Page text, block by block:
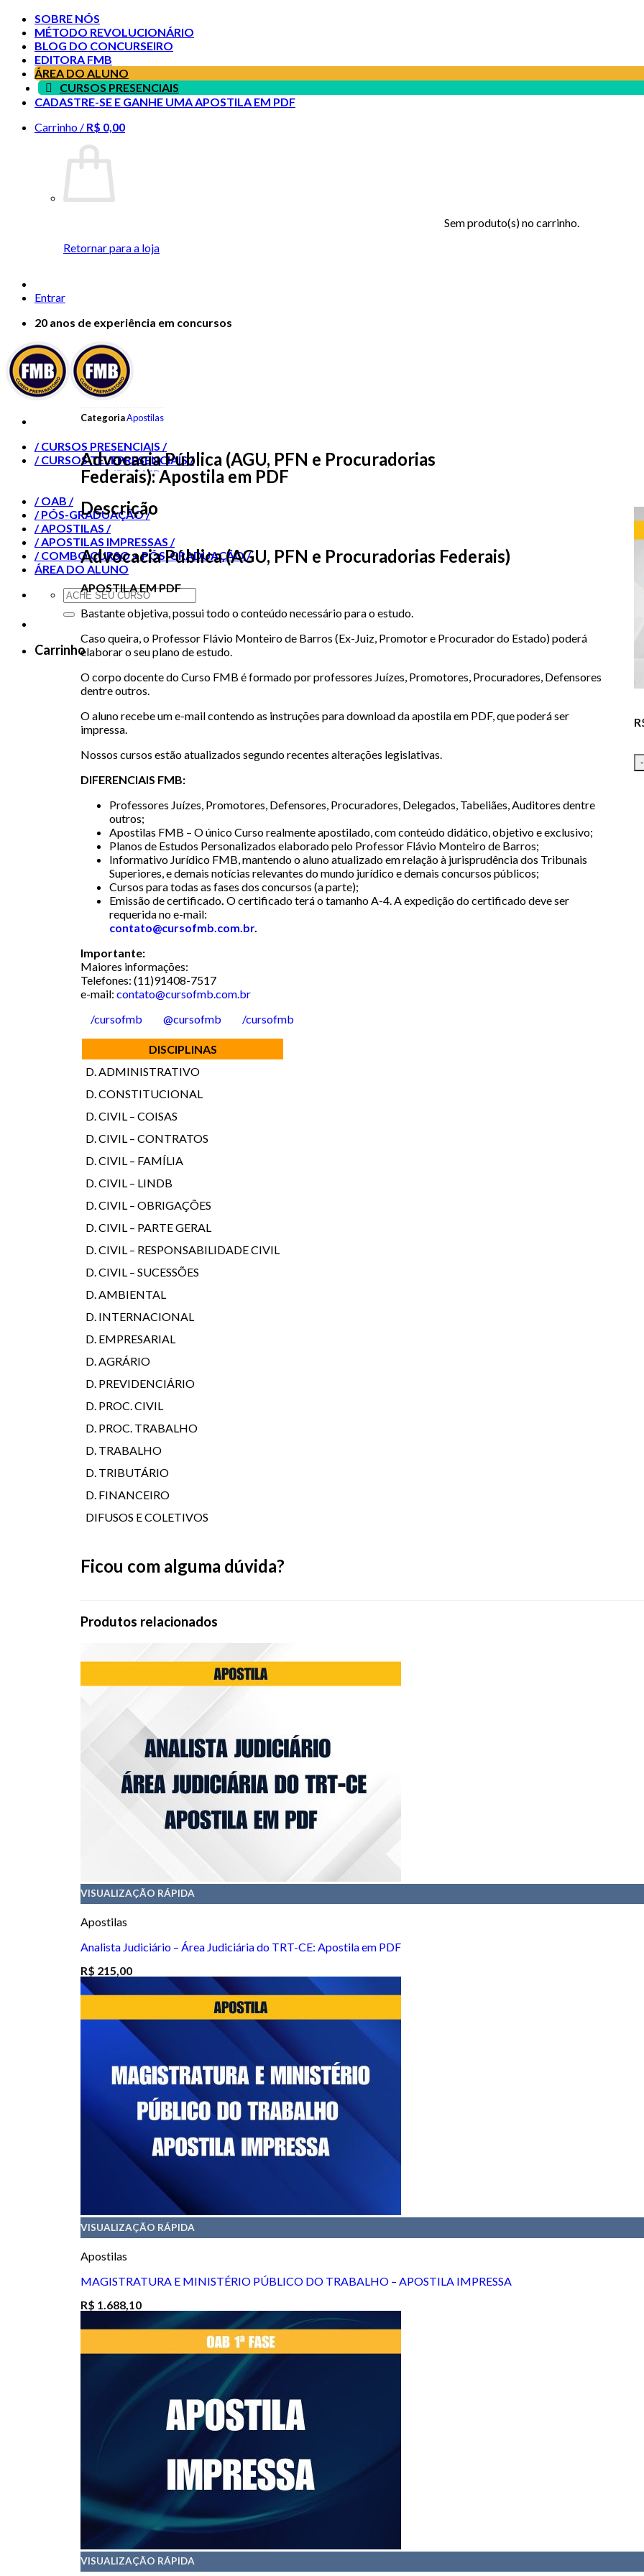
SOBRE NÓS
MÉTODO REVOLUCIONÁRIO
BLOG DO CONCURSEIRO
EDITORA FMB
ÁREA DO ALUNO
CURSOS PRESENCIAIS
CADASTRE-SE E GANHE UMA APOSTILA EM PDF
Carrinho / R$ 0,00
Sem produto(s) no carrinho.
Retornar para a loja
Entrar
20 anos de experiência em concursos
/ CURSOS PRESENCIAIS /
/ CURSOS TELEPRESENCIAIS /
/ MAGISTRATURA E MP /
/ OUTROS CURSOS /
/ OAB /
/ PÓS-GRADUAÇÃO /
/ APOSTILAS /
/ APOSTILAS IMPRESSAS /
/ COMBO CURSO + PÓS-GRADUAÇÃO /
ÁREA DO ALUNO
Carrinho
CategoriaApostilas
Advocacia Pública (AGU, PFN e Procuradorias
Federais): Apostila em PDF
Descrição
Advocacia Pública (AGU, PFN e Procuradorias Federais)
APOSTILA EM PDF
Bastante objetiva, possui todo o conteúdo necessário para o estudo.
Caso queira, o Professor Flávio Monteiro de Barros (Ex-Juiz, Promotor e Procurador do Estado) poderá
elaborar o seu plano de estudo.
O corpo docente do Curso FMB é formado por professores Juízes, Promotores, Procuradores, Defensores
dentre outros.
O aluno recebe um e-mail contendo as instruções para download da apostila em PDF, que poderá ser
impressa.
Nossos cursos estão atualizados segundo recentes alterações legislativas.
DIFERENCIAIS FMB:
Professores Juízes, Promotores, Defensores, Procuradores, Delegados, Tabeliães, Auditores dentre
outros;
Apostilas FMB – O único Curso realmente apostilado, com conteúdo didático, objetivo e exclusivo;
Planos de Estudos Personalizados elaborado pelo Professor Flávio Monteiro de Barros;
Informativo Jurídico FMB, mantendo o aluno atualizado em relação à jurisprudência dos Tribunais
Superiores, e demais notícias relevantes do mundo jurídico e demais concursos públicos;
Cursos para todas as fases dos concursos (a parte);
Emissão de certificado O certificado terá o tamanho A-4. A expedição do certificado deve ser
requerida no e-mail:
contato@cursofmb.com.br.
Importante:
Maiores informações:
Telefones: (11)91408-7517
e-mail: contato@cursofmb.com.br
/cursofmb
@cursofmb /cursofmb
DISCIPLINAS
D. ADMINISTRATIVO
D. CONSTITUCIONAL
D. CIVIL – COISAS
D. CIVIL – CONTRATOS
D. CIVIL – FAMÍLIA
D. CIVIL – LINDB
D. CIVIL – OBRIGAÇÕES
D. CIVIL – PARTE GERAL
D. CIVIL – RESPONSABILIDADE CIVIL
D. CIVIL – SUCESSÕES
D. AMBIENTAL
D. INTERNACIONAL
D. EMPRESARIAL
D. AGRÁRIO
D. PREVIDENCIÁRIO
D. PROC. CIVIL
D. PROC. TRABALHO
D. TRABALHO
D. TRIBUTÁRIO
D. FINANCEIRO
DIFUSOS E COLETIVOS
Ficou com alguma dúvida?
Produtos relacionados
VISUALIZAÇÃO RÁPIDA
Apostilas
Analista Judiciário – Área Judiciária do TRT-CE: Apostila em PDF
R$ 215,00
VISUALIZAÇÃO RÁPIDA
Apostilas
MAGISTRATURA E MINISTÉRIO PÚBLICO DO TRABALHO – APOSTILA IMPRESSA
R$ 1.688,10
VISUALIZAÇÃO RÁPIDA